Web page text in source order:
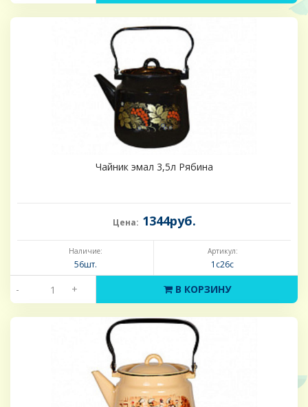
Чайник эмал 3,5л Рябина
Цена: 1344руб.
Наличие:
56шт.
Артикул:
1с26с
- + В КОРЗИНУ